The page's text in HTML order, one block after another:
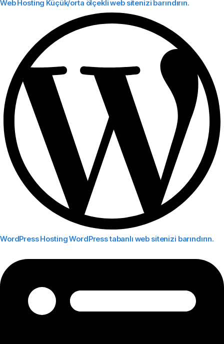
Web Hosting Küçük/orta ölçekli web sitenizi barındırın.
WordPress HostingWordPress tabanlı web sitenizi barındırın.